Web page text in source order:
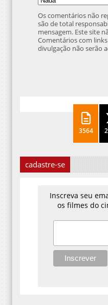
Os comentários não
são de total
mensagem. Este site
Comentários com
divulgação não serão
3564
cadastre-se
Inscreva seu
os filmes do